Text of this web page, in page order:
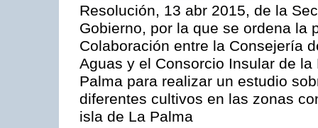
Resolución, 13 abr 2015, de la
Gobierno, por la que se ordena la
Colaboración entre la Consejería
Aguas y el Consorcio Insular de
Palma para realizar un estudio
diferentes cultivos en las zonas
isla de La Palma